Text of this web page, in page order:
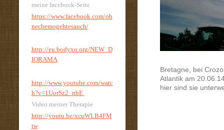
Bretagne, bei
Atlantik am
hier sind sie
meine facebook-Seite
https://www.facebook.com/oh
nechemogehtesauch/
http://eu.bodyxq.org/NEW_D
IORAMA
http://www.youtube.com/watc
h?v=1UorSz2_nbE
Video meiner Therapie
http://youtu.be/xcuWLB4FM
tw